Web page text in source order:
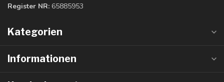
Register NR: 65885953
Kategorien
Informationen